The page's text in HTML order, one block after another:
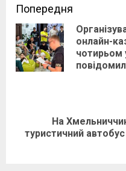
Continue
Reading
Попередня
онлайн-
чотирьом
post:
На
туристичний